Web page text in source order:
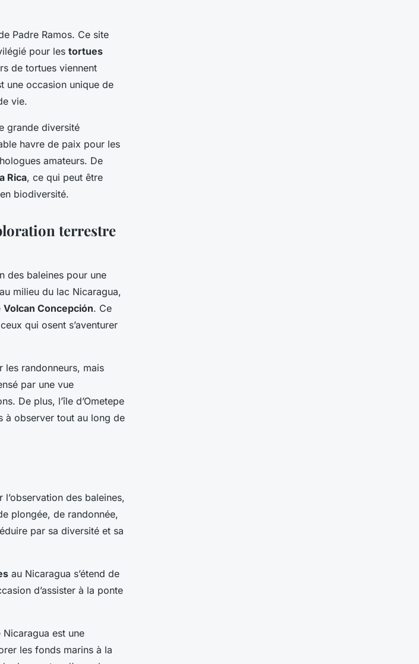
Padre Ramos. Ce site
pour les tortues
de tortues viennent
une occasion unique de
vie.
grande diversité
havre de paix pour les
amateurs. De
Rica, ce qui peut être
biodiversité.
terrestre
des baleines pour une
milieu du lac Nicaragua,
Volcan Concepción. Ce
qui osent s’aventurer
les randonneurs, mais
par une vue
De plus, l’île d’Ometepe
à observer tout au long de
des baleines,
plongée, de randonnée,
par sa diversité et sa
au Nicaragua s’étend de
d’assister à la ponte
est une
les fonds marins à la